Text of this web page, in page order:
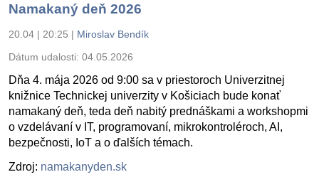
Namakaný deň 2026
20.04 | 20:25 | Miroslav Bendík
Dátum udalosti: 04.05.2026
Dňa 4. mája 2026 od 9:00 sa v priestoroch Univerzitnej
knižnice Technickej univerzity v Košiciach bude konať
namakaný deň, teda deň nabitý prednáškami a workshopmi
o vzdelávaní v IT, programovaní, mikrokontroléroch, AI,
bezpečnosti, IoT a o ďalších témach.
Zdroj: namakanyden.sk